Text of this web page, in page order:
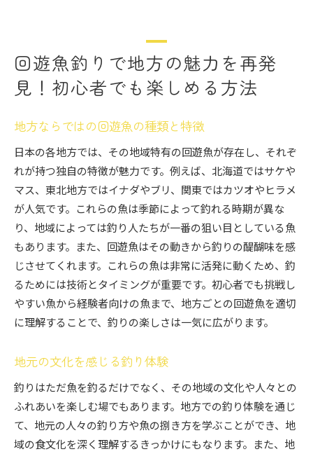
回遊魚釣りで地方の魅力を再発
見！初心者でも楽しめる方法
地方ならではの回遊魚の種類と特徴
日本の各地方では、その地域特有の回遊魚が存在し、それぞ
れが持つ独自の特徴が魅力です。例えば、北海道ではサケや
マス、東北地方ではイナダやブリ、関東ではカツオやヒラメ
が人気です。これらの魚は季節によって釣れる時期が異な
り、地域によっては釣り人たちが一番の狙い目としている魚
もあります。また、回遊魚はその動きから釣りの醍醐味を感
じさせてくれます。これらの魚は非常に活発に動くため、釣
るためには技術とタイミングが重要です。初心者でも挑戦し
やすい魚から経験者向けの魚まで、地方ごとの回遊魚を適切
に理解することで、釣りの楽しさは一気に広がります。
地元の文化を感じる釣り体験
釣りはただ魚を釣るだけでなく、その地域の文化や人々との
ふれあいを楽しむ場でもあります。地方での釣り体験を通じ
て、地元の人々の釣り方や魚の捌き方を学ぶことができ、地
域の食文化を深く理解するきっかけにもなります。また、地